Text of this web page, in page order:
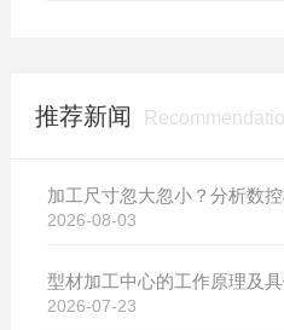
推荐新闻
2026-08-03
型材加工中心的工作原理及
2026-07-23